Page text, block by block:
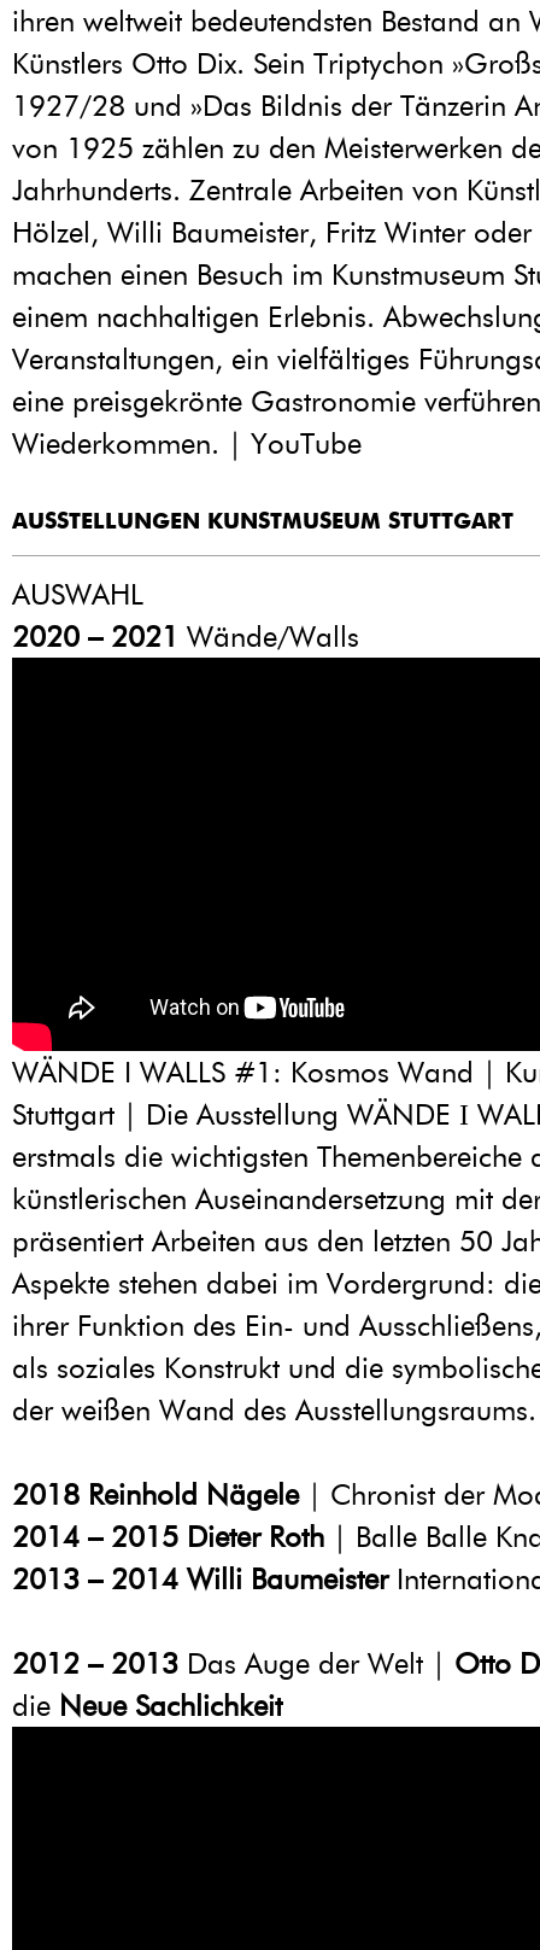
ihren weltweit bedeutendsten Bestand an
Künstlers Otto Dix. Sein Triptychon
1927/28 und »Das Bildnis der Tänzerin
von 1925 zählen zu den Meisterwerken
Jahrhunderts. Zentrale Arbeiten von
Hölzel, Willi Baumeister, Fritz Winter oder
machen einen Besuch im Kunstmuseum
einem nachhaltigen Erlebnis.
Veranstaltungen, ein vielfältiges
eine preisgekrönte Gastronomie
Wiederkommen. | YouTube
AUSSTELLUNGEN KUNSTMUSEUM STUTTGART
AUSWAHL
2020 – 2021 Wände/Walls
WÄNDE I WALLS #1: Kosmos Wand |
Stuttgart | Die Ausstellung WÄNDE І
erstmals die wichtigsten Themenbereiche
künstlerischen Auseinandersetzung mit
präsentiert Arbeiten aus den letzten 50
Aspekte stehen dabei im Vordergrund:
ihrer Funktion des Ein- und
als soziales Konstrukt und die
der weißen Wand des
2018 Reinhold Nägele| Chronist der
2014 – 2015 Dieter Roth | Balle Balle
2013 – 2014 Willi Baumeister
2012 – 2013 Das Auge der Welt | Otto
die Neue Sachlichkeit